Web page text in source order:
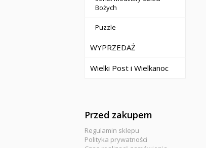
Bożych
Puzzle
WYPRZEDAŻ
Wielki Post i Wielkanoc
Przed zakupem
Regulamin sklepu
Polityka prywatności